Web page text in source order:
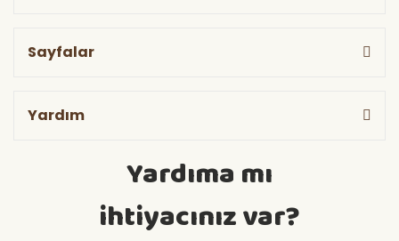
Sayfalar
Yardım
Yardıma mı
ihtiyacınız var?